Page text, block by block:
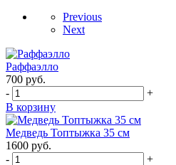
Previous
Next
Раффаэлло
700 руб.
-
+
В корзину
Медведь Топтыжка 35 см
1600 руб.
-
+